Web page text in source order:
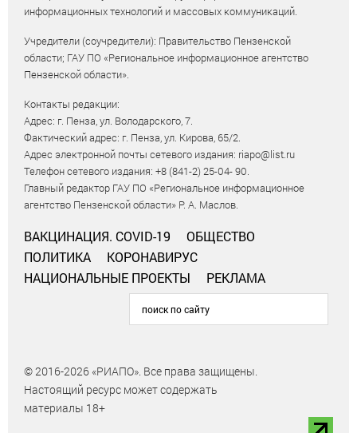
информационных технологий и массовых коммуникаций.
Учредители (соучредители): Правительство Пензенской
области; ГАУ ПО «Региональное информационное агентство
Пензенской области».
Контакты редакции:
Адрес: г. Пенза, ул. Володарского, 7.
Фактический адрес: г. Пенза, ул. Кирова, 65/2.
Адрес электронной почты сетевого издания: riapo@list.ru
Телефон сетевого издания: +8 (841-2) 25-04- 90.
Главный редактор ГАУ ПО «Региональное информационное
агентство Пензенской области» Р. А. Маслов.
ВАКЦИНАЦИЯ. COVID-19
ОБЩЕСТВО
ПОЛИТИКА
КОРОНАВИРУС
НАЦИОНАЛЬНЫЕ ПРОЕКТЫ
РЕКЛАМА
© 2016-2026 «РИАПО». Все права защищены.
Настоящий ресурс может содержать
материалы 18+